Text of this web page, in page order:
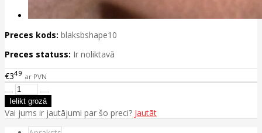
Preces kods: blaksbshape10
Preces statuss: Ir noliktavā
€349 ar PVN
Vai jums ir jautājumi par šo preci? Jautāt